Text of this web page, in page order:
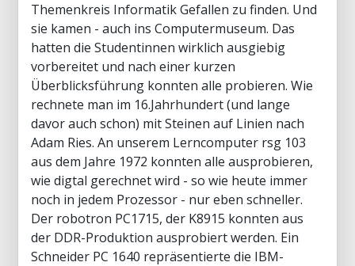
Themenkreis Informatik Gefallen zu finden. Und
sie kamen - auch ins Computermuseum. Das
hatten die Studentinnen wirklich ausgiebig
vorbereitet und nach einer kurzen
Überblicksführung konnten alle probieren. Wie
rechnete man im 16.Jahrhundert (und lange
davor auch schon) mit Steinen auf Linien nach
Adam Ries. An unserem Lerncomputer rsg 103
aus dem Jahre 1972 konnten alle ausprobieren,
wie digtal gerechnet wird - so wie heute immer
noch in jedem Prozessor - nur eben schneller.
Der robotron PC1715, der K8915 konnten aus
der DDR-Produktion ausprobiert werden. Ein
Schneider PC 1640 repräsentierte die IBM-